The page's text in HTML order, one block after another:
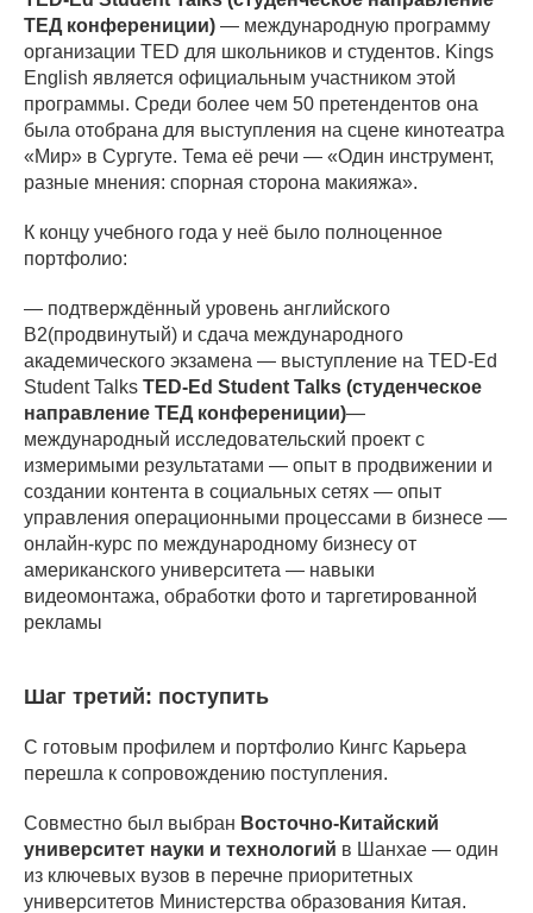
ТЕД конферениции) — международную программу
организации TED для школьников и студентов. Kings
English является официальным участником этой
программы. Среди более чем 50 претендентов она
была отобрана для выступления на сцене кинотеатра
«Мир» в Сургуте. Тема её речи — «Один инструмент,
разные мнения: спорная сторона макияжа».
К концу учебного года у неё было полноценное
портфолио:
— подтверждённый уровень английского
B2(продвинутый) и сдача международного
академического экзамена — выступление на TED-Ed
Student Talks TED-Ed Student Talks (студенческое
направление ТЕД конферениции)—
международный исследовательский проект с
измеримыми результатами — опыт в продвижении и
создании контента в социальных сетях — опыт
управления операционными процессами в бизнесе —
онлайн-курс по международному бизнесу от
американского университета — навыки
видеомонтажа, обработки фото и таргетированной
рекламы
Шаг третий: поступить
С готовым профилем и портфолио Кингс Карьера
перешла к сопровождению поступления.
Совместно был выбран Восточно-Китайский
университет науки и технологий в Шанхае — один
из ключевых вузов в перечне приоритетных
университетов Министерства образования Китая.